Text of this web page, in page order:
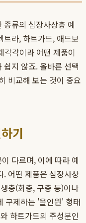
류의 심장사상충 예
라, 하트가드, 애드보
각각이라 어떤 제품이
지 않죠. 올바른 선택
비교해 보는 것이 중요
기
다르며, 이에 따라 예
. 어떤 제품은 심장사상
충(회충, 구충 등)이나
구제하는 '올인원' 형태
와 하트가드의 주성분인